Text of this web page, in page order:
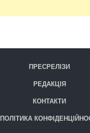
ПРЕСРЕЛІЗИ
РЕДАКЦІЯ
КОНТАКТИ
ПОЛІТИКА